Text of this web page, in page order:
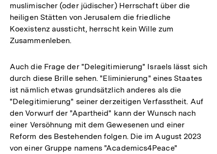
der
Fußnote
muslimischer (oder jüdischer) Herrschaft über die
heiligen Stätten von Jerusalem die friedliche
Koexistenz aussticht, herrscht kein Wille zum
Zusammenleben.
Auch die Frage der "Delegitimierung" Israels lässt sich
durch diese Brille sehen. "Eliminierung" eines Staates
ist nämlich etwas grundsätzlich anderes als die
"Delegitimierung" seiner derzeitigen Verfasstheit. Auf
den Vorwurf der "Apartheid" kann der Wunsch nach
einer Versöhnung mit dem Gewesenen und einer
Reform des Bestehenden folgen. Die im August 2023
von einer Gruppe namens "Academics4Peace"